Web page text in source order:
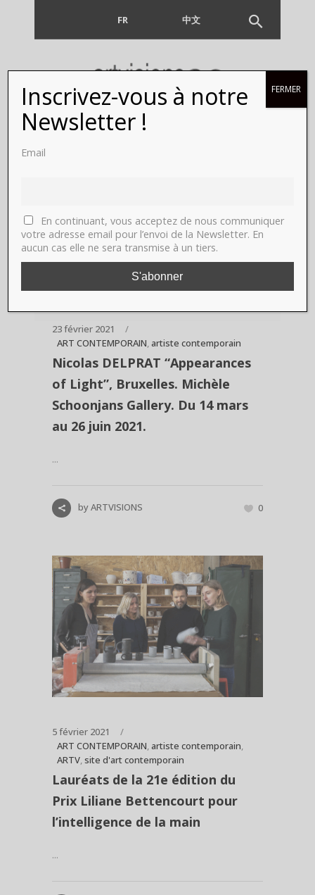
FR 中文
contemporain
23 février 2021
ART CONTEMPORAIN, artiste contemporain
Nicolas DELPRAT “Appearances
of Light”, Bruxelles. Michèle
Schoonjans Gallery. Du 14 mars
au 26 juin 2021.
...
byARTVISIONS 0
5 février 2021
ART CONTEMPORAIN artiste contemporain
ARTV site d'art contemporain
Lauréats de la 21e édition du
Prix Liliane Bettencourt pour
l’intelligence de la main
...
Inscrivez-vous à notre
Newsletter !
Email
En continuant, vous acceptez de nous communiquer
votre adresse email pour l’envoi de la Newsletter. En
aucun cas elle ne sera transmise à un tiers.
FERMER